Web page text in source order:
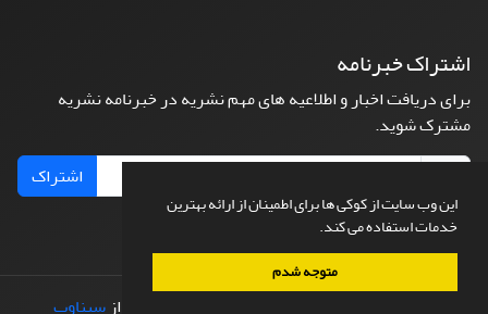
این وب سایت از کوکی ها برای اطمینان از ارائه بهترین
خدمات استفاده می کند.
متوجه شدم
اشتراک خبرنامه
برای دریافت اخبار و اطلاعیه های مهم نشریه در خبرنامه نشریه
مشترک شوید.
اشتراک
طراحی و پیاده سازی از سیناوب